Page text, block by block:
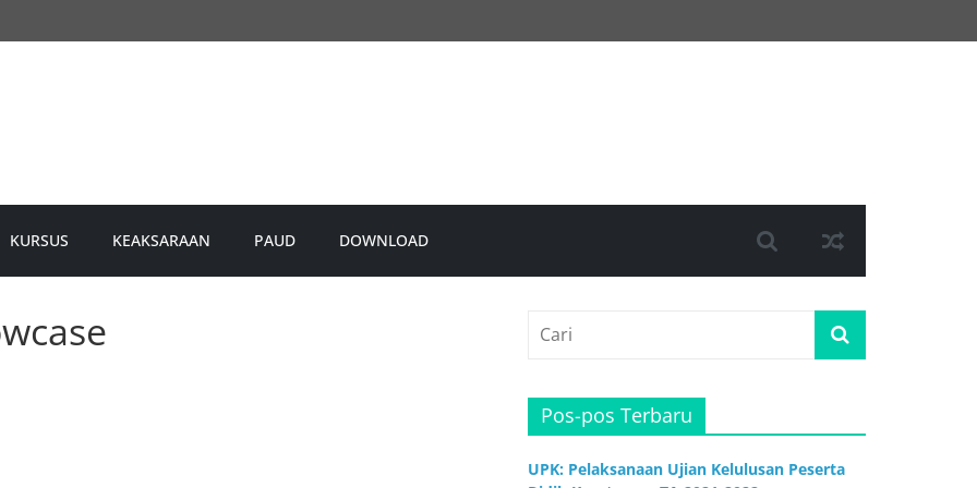
KURSUS KEAKSARAAN PAUD DOWNLOAD
Pos-pos Terbaru
UPK: Pelaksanaan Ujian Kelulusan Peserta